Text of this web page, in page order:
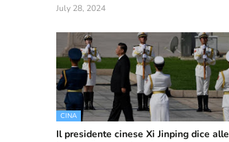
July 28, 2024
CINA
Il presidente cinese Xi Jinping dice alle